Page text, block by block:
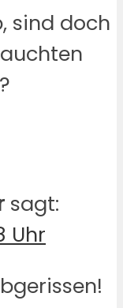
sind doch
sagt:
Uhr